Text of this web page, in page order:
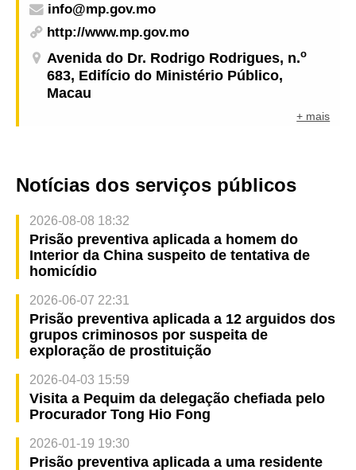
info@mp.gov.mo
http://www.mp.gov.mo
Avenida do Dr. Rodrigo Rodrigues, n.o
683, Edifício do Ministério Público,
Macau
+ mais
Notícias dos serviços públicos
2026-08-08 18:32
Prisão preventiva aplicada a homem do
Interior da China suspeito de tentativa de
homicídio
2026-06-07 22:31
Prisão preventiva aplicada a 12 arguidos dos
grupos criminosos por suspeita de
exploração de prostituição
2026-04-03 15:59
Visita a Pequim da delegação chefiada pelo
Procurador Tong Hio Fong
2026-01-19 19:30
Prisão preventiva aplicada a uma residente